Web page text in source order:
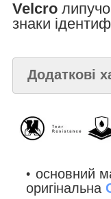
Velcro
знаки
Додаткові
основний
оригінальна